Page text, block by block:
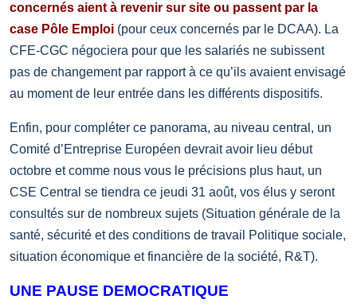
concernés aient à revenir sur site ou passent par la
case Pôle Emploi (pour ceux concernés par le DCAA). La
CFE-CGC négociera pour que les salariés ne subissent
pas de changement par rapport à ce qu’ils avaient envisagé
au moment de leur entrée dans les différents dispositifs.
Enfin, pour compléter ce panorama, au niveau central, un
Comité d’Entreprise Européen devrait avoir lieu début
octobre et comme nous vous le précisions plus haut, un
CSE Central se tiendra ce jeudi 31 août, vos élus y seront
consultés sur de nombreux sujets (Situation générale de la
santé, sécurité et des conditions de travail Politique sociale,
situation économique et financière de la société, R&T).
UNE PAUSE DEMOCRATIQUE